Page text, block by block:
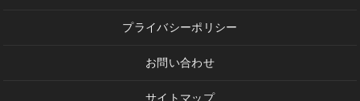
プライバシーポリシー
お問い合わせ
サイトマップ